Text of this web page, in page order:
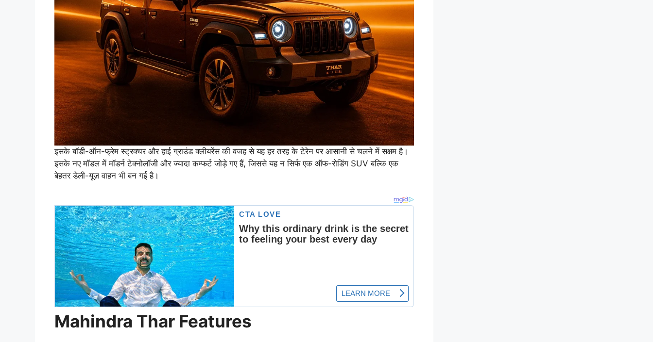
इसके बॉडी-ऑन-फ्रेम स्ट्रक्चर और हाई ग्राउंड क्लीयरेंस की वजह से यह हर तरह के टेरेन पर आसानी से चलने में सक्षम है।
इसके नए मॉडल में मॉडर्न टेक्नोलॉजी और ज्यादा कम्फर्ट जोड़े गए हैं, जिससे यह न सिर्फ एक ऑफ-रोडिंग SUV बल्कि एक
बेहतर डेली-यूज़ वाहन भी बन गई है।
Mahindra Thar Features